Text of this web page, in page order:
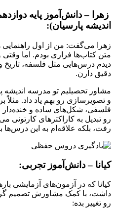
زهرا – دانش‌آموز پایه
اندیشه پارسیان):
زهرا می‌گفت: من از اول
متن کتاب‌ها فراری بودم. اما وقتی
دیدم درس‌هایی مثل فلسفه، تاریخ
دقیق دارن.
مشاور تحصیلیم تو مدرسه اندیشه
و تصویرسازی رو بهم یاد داد. مثلاً
فلسفی، شکل‌های ساده و
رو تبدیل به کاراکترهای کارتونی
رفت، بلکه علاقه‌ام به این درس‌ها
کیانا – دانش‌آموز تجربی:
کیانا که در آزمون‌های آزمایشی
داشت، با کمک مشاورش تصمیم
رو تغییر بده: